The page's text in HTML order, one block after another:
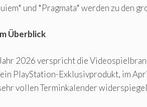
und *Pragmata* werden zu den
Überblick
2026 verspricht die
ein PlayStation-Exklusivprodukt, im
vollen Terminkalender